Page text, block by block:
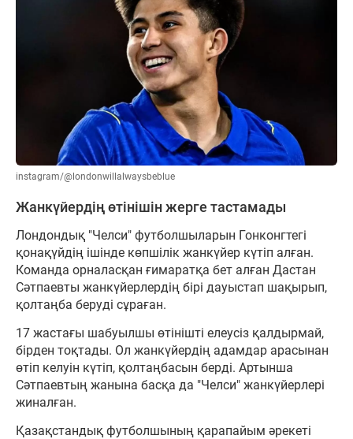
instagram/@londonwillalwaysbeblue
Жанкүйердің өтінішін жерге тастамады
Лондондық "Челси" футболшыларын Гонконгтегі
қонақүйдің ішінде көпшілік жанкүйер күтіп алған.
Команда орналасқан ғимаратқа бет алған Дастан
Сәтпаевты жанкүйерлердің бірі дауыстап шақырып,
қолтаңба беруді сұраған.
17 жастағы шабуылшы өтінішті елеусіз қалдырмай,
бірден тоқтады. Ол жанкүйердің адамдар арасынан
өтіп келуін күтіп, қолтаңбасын берді. Артынша
Сәтпаевтың жанына басқа да "Челси" жанкүйерлері
жиналған.
Қазақстандық футболшының қарапайым әрекеті